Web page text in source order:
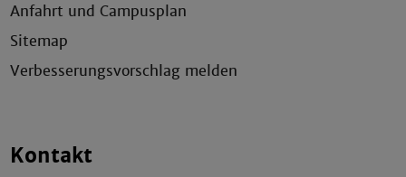
Anfahrt und Campusplan
Sitemap
Verbesserungsvorschlag melden
Kontakt